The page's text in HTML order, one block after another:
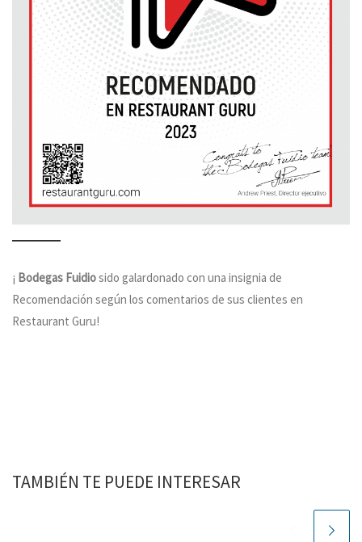
¡ Bodegas Fuidiosido galardonado con una insignia de
Recomendación según los comentarios de sus clientes en
Restaurant Guru!
TAMBIÉN TE PUEDE INTERESAR